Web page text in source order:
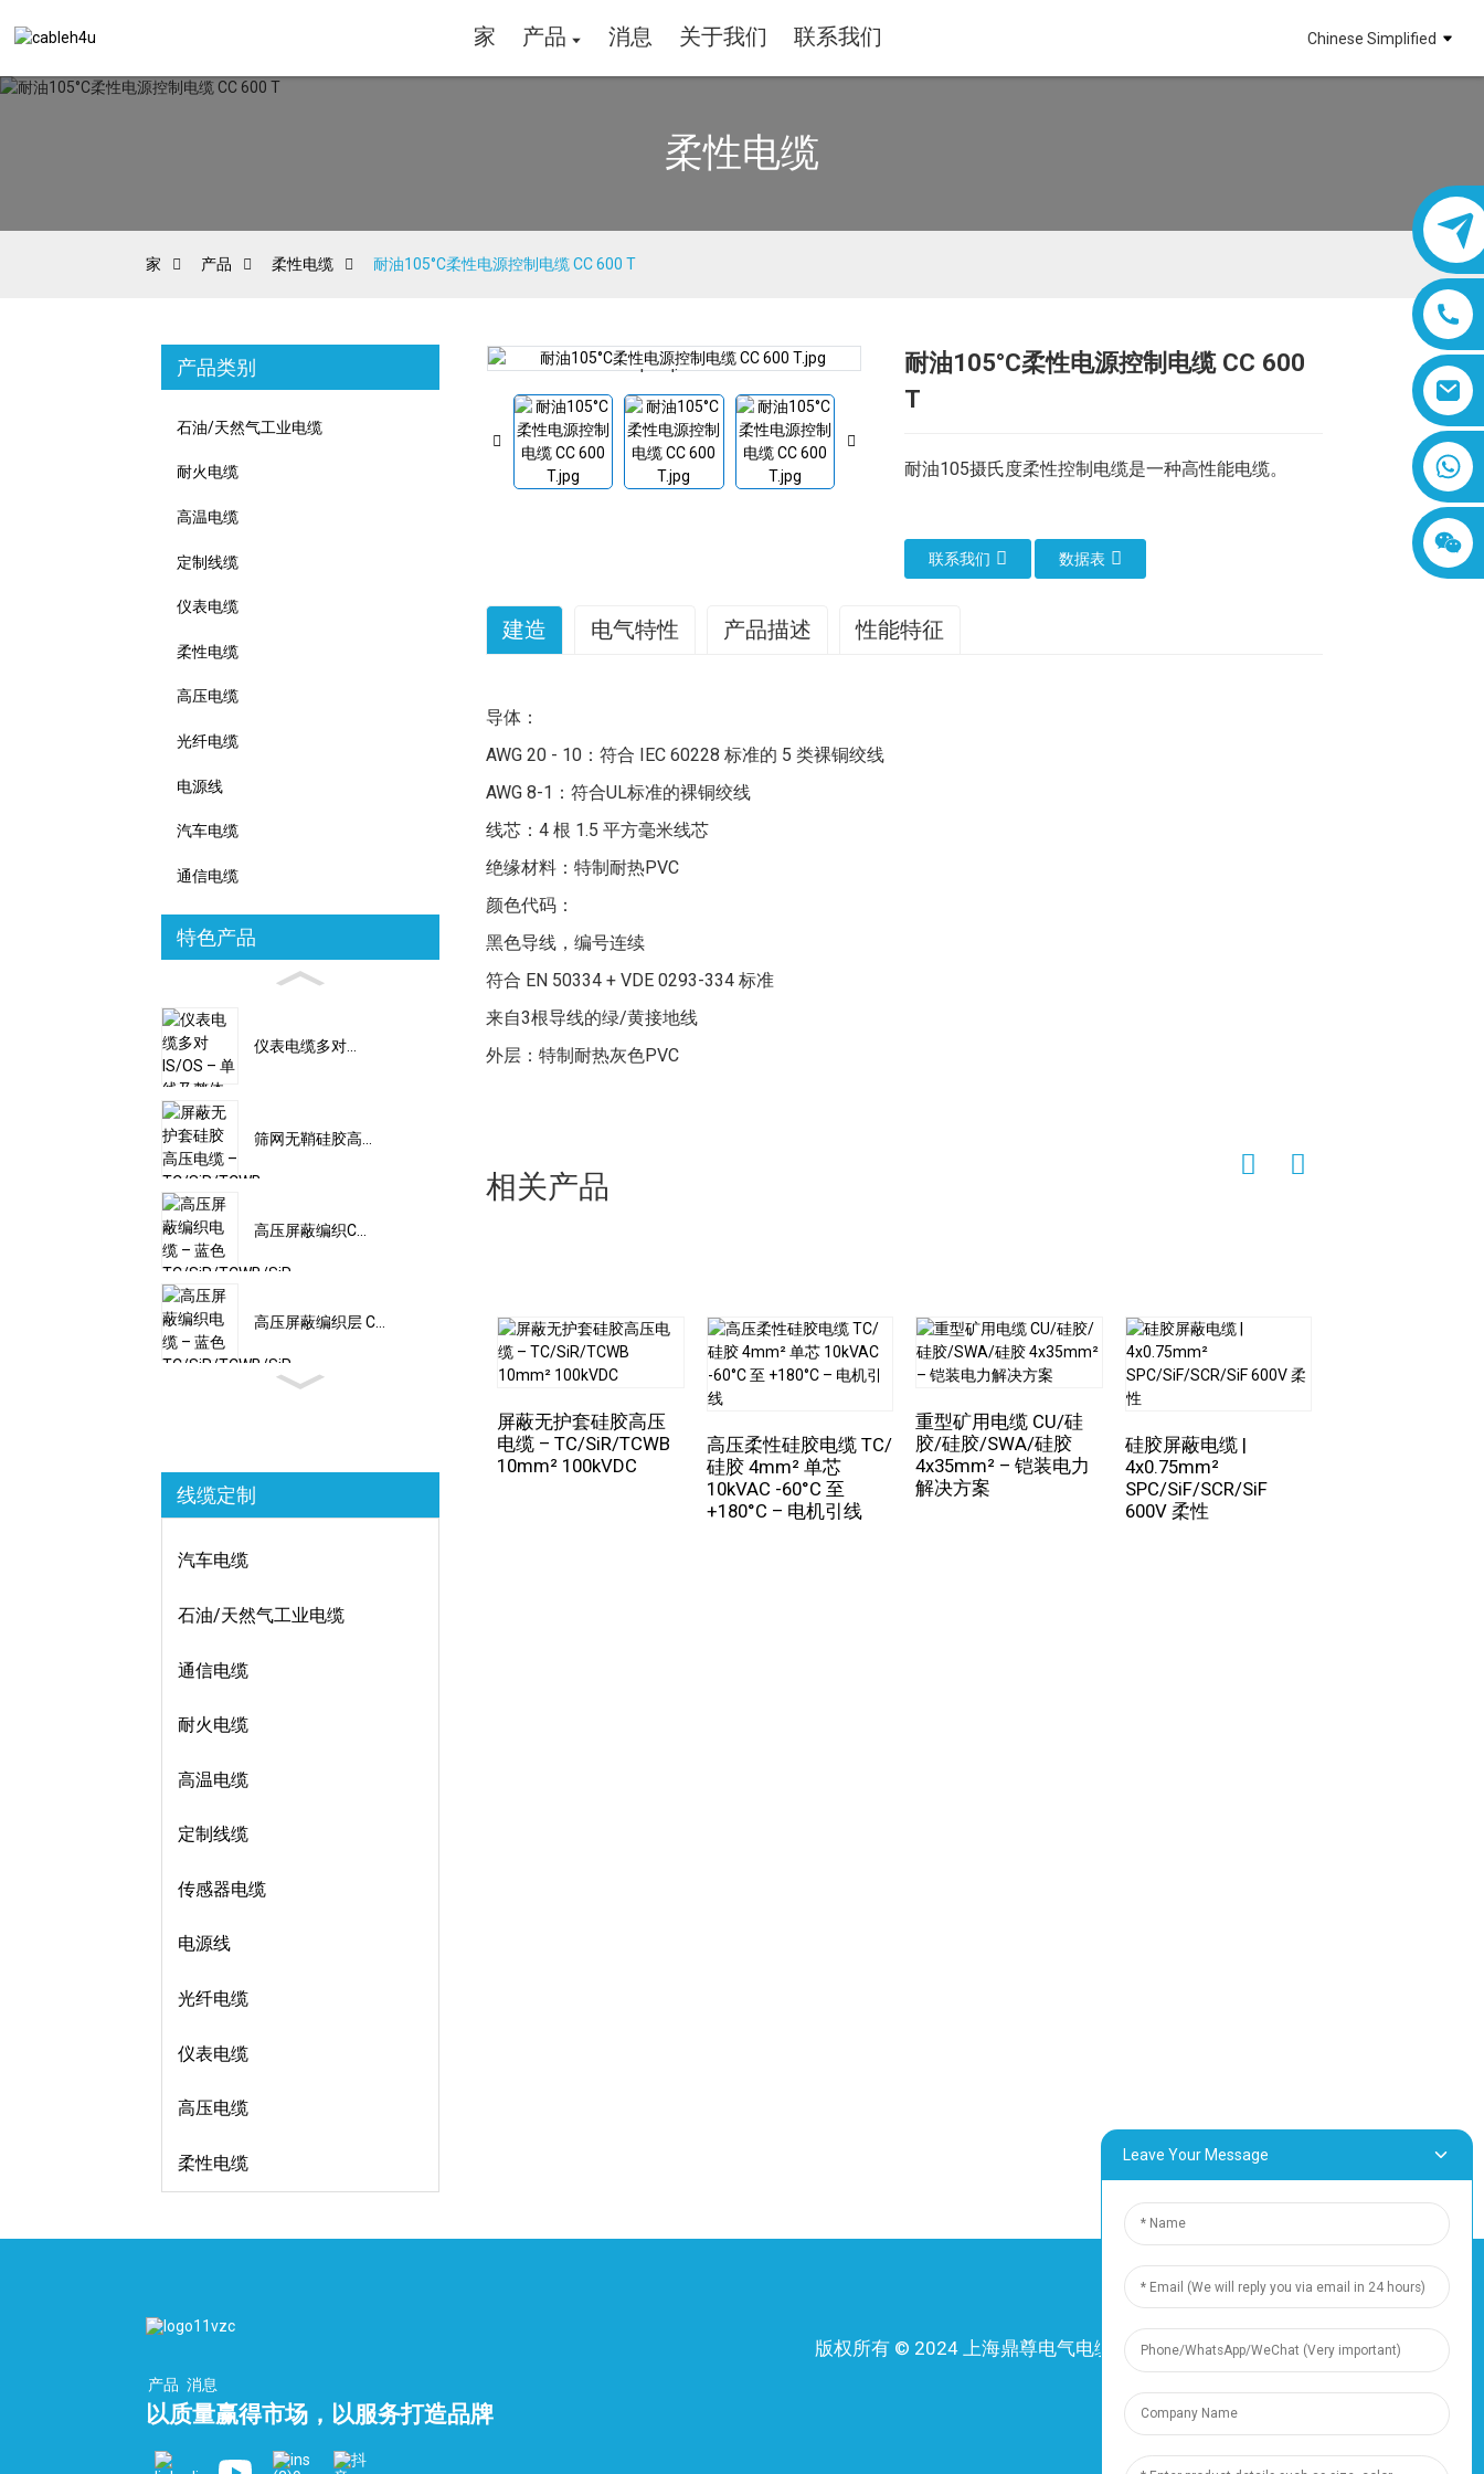
家 产品 消息 关于我们 联系我们 Chinese Simplified
8618019377761
柔性电缆
家 产品 柔性电缆 耐油105°C柔性电源控制电缆 CC 600 T
产品类别
石油/天然气工业电缆
耐火电缆
高温电缆
定制线缆
仪表电缆
柔性电缆
高压电缆
光纤电缆
电源线
汽车电缆
通信电缆
特色产品
仪表电缆多对...
筛网无鞘硅胶高...
高压屏蔽编织C...
高压屏蔽编织层 C...
线缆定制
汽车电缆
石油/天然气工业电缆
通信电缆
耐火电缆
高温电缆
定制线缆
传感器电缆
电源线
光纤电缆
仪表电缆
高压电缆
柔性电缆
Loading...
Loading... Loading...
Loading... Loading...
Loading...
耐油105°C柔性电源控制电缆 CC 600
T
耐油105摄氏度柔性控制电缆是一种高性能电缆。
联系我们 数据表
建造 电气特性 产品描述 性能特征
导体：
AWG 20 - 10：符合 IEC 60228 标准的 5 类裸铜绞线
AWG 8-1：符合UL标准的裸铜绞线
线芯：4 根 1.5 平方毫米线芯
绝缘材料：特制耐热PVC
颜色代码：
黑色导线，编号连续
符合 EN 50334 + VDE 0293-334 标准
来自3根导线的绿/黄接地线
外层：特制耐热灰色PVC
UL认证电压：600伏
最小弯曲半径：
固定安装：4 x OD
自由移动：6 x OD
抗辐射能力：8 x 100000000 cJ/kg
温度范围：
静态：-40/+90°C
灵活：+5/+90°C
短时使用：+105°C
燃烧特性：
UL VW-1、CSA FT1、FT2
耐油105摄氏度柔性控制电缆是一种高性能电缆。
从结构上看，它通常由优质导体、特殊绝缘层和保护层组成。导体确保良好的导电性，绝缘层具有优异的耐
油性和耐高温性。为了区分不同的线路，绝缘层涂成黑色，并用清晰易懂的数字标记进行区分，便于安装和
的安装环境。同时，其优异的耐油性能使其能够在油污环境中正常工作，而不会受到油污的侵蚀。
在应用领域，该电缆广泛应用于各种工业场景。在数控机床、自动化生产线等工业自动化设备中，其稳定的
信号传输能力确保了设备的精确控制和高效运行。在食品加工行业，无论是油炸设备周围还是油脂处理区，
它都能为油浸环境中的设备提供可靠的控制信号传输，保障生产的连续性和安全性。在石油化工领域，面对
高温、油污等复杂工况，该电缆可为各类仪表控制设备提供稳定的电源和信号支持，确保生产过程的稳定性
和安全性。例如，在炼油厂的催化裂化装置中，该电缆能够在高温、高压、油雾弥漫的环境下精确传输控制
信号，保障装置的正常运行。此外，在造船、汽车制造等存在高温和油污的行业中，该电缆也发挥着重要作
相关产品
屏蔽无护套硅胶高压
电缆 – TC/SiR/TCWB
10mm² 100kVDC
高压柔性硅胶电缆 TC/
硅胶 4mm² 单芯
10kVAC -60°C 至
+180°C – 电机引线
重型矿用电缆 CU/硅
胶/硅胶/SWA/硅胶
4x35mm² – 铠装电力
解决方案
硅胶屏蔽电缆 |
4x0.75mm²
SPC/SiF/SCR/SiF
600V 柔性
产品 消息
以质量赢得市场，以服务打造品牌
版权所有 © 2024 上海鼎尊电气电缆有限公司。保留所有权利。
-网站地图- 资源
资源
Leave Your Message